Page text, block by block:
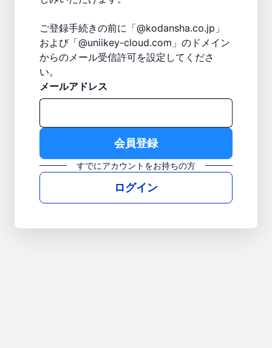
ご登録手続きの前に「@kodansha.co.jp」
および「@uniikey-cloud.com」のドメイン
からのメール受信許可を設定してくださ
い。
メールアドレス
すでにアカウントをお持ちの方